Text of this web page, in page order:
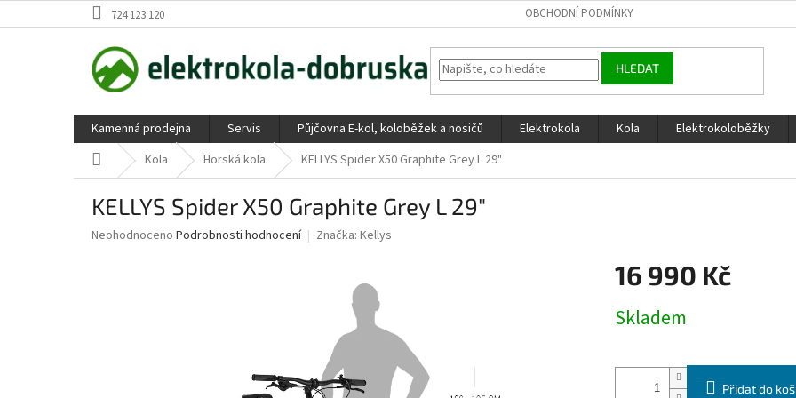
na
724 123 120 OBCHODNÍ PODMÍNKY
HLEDAT
Kamenná prodejna Servis Půjčovna E-kol, koloběžek a nosičů Elektrokola Kola Elektrokoloběžky
Domů Kola Horská kola KELLYS Spider X50 Graphite Grey L 29"
KELLYS Spider X50 Graphite Grey L 29"
Průměrné
Neohodnoceno Podrobnosti hodnocení Značka: Kellys
16 990 Kč
cena:
Skladem
Přidat do